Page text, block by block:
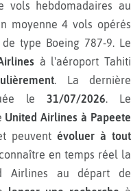
vols hebdomadaires au
moyenne 4 vols opérés
type Boeing 787-9. Le
à l'aéroport Tahiti
. La dernière
le31/07/2026. Le
United Airlines à Papeete
peuventévoluer à tout
en temps réel la
Airlines au départ de